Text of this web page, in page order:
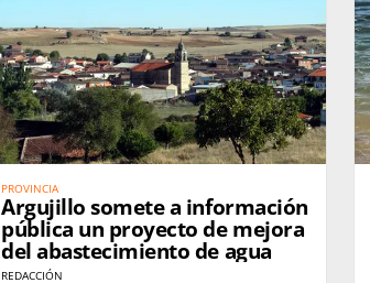
PROVINCIA
Argujillo somete a información
pública un proyecto de mejora
del abastecimiento de agua
REDACCIÓN